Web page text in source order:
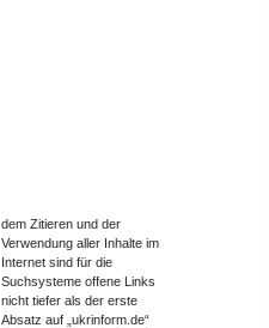
dem Zitieren und der
Verwendung aller Inhalte im
Internet sind für die
Suchsysteme offene Links
nicht tiefer als der erste
Absatz auf „ukrinform.de“